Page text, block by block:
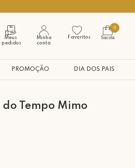
Meus
pedidos
Minha
conta
Favoritos
0
Sacola
PROMOÇÃO DIA DOS PAIS
Tempo Mimo